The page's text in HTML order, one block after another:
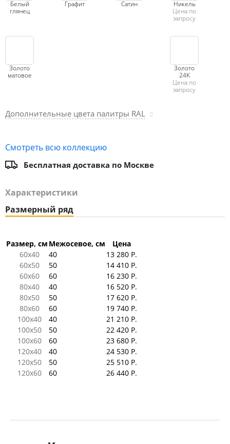
Белый
глянец
Графит Сатин
Никель
Цена по
запросу
Золото
матовое
Золото
24K
Цена по
запросу
Дополнительные цвета палитры RAL
Смотреть всю коллекцию
Бесплатная доставка по Москве
Характеристики
Размерный ряд
Размер, см Межосевое, см
Цена
60x40
40
13 280 Р.
60x50
50
14 410 Р.
60x60
60
16 230 Р.
80x40
40
16 520 Р.
80x50
50
17 620 Р.
80x60
60
19 740 Р.
100x40
40
21 210 Р.
100x50
50
22 420 Р.
100x60
60
23 680 Р.
120x40
40
24 530 Р.
120x50
50
25 510 Р.
120x60
60 26 440 Р.